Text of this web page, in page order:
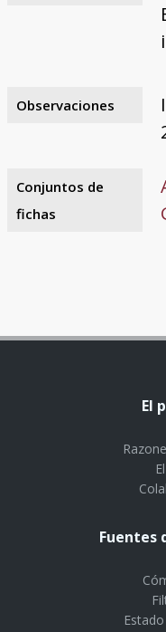
Observaciones
Conjuntos de
fichas
El
Fuentes